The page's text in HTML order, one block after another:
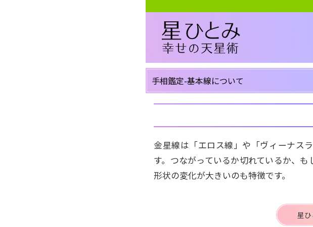
手相鑑定-基本線について
金星線は「エロス線」や「ヴィーナス
す。つながっているか切れているか、
形状の変化が大きいのも特徴です。
星